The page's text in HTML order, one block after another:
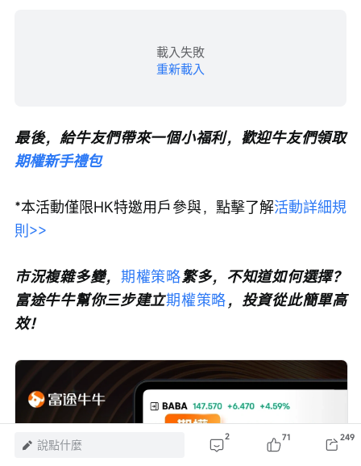
載入失敗
重新載入
最後，給牛友們帶來一個小福利，歡迎牛友們領取
期權新手禮包
*本活動僅限HK特邀用戶參與，點擊了解活動詳細規
則>>
市況複雜多變， 期權策略繁多，不知道如何選擇？
富途牛牛幫你三步建立期權策略，投資從此簡單高
效！
說點什麼
2 71 249